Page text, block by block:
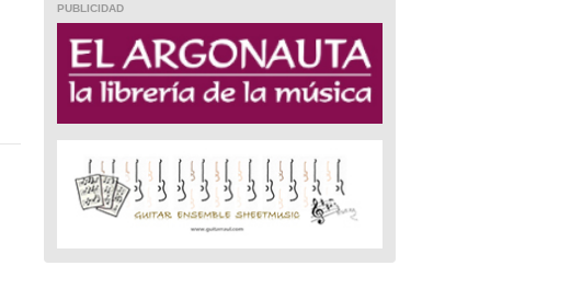
PUBLICIDAD